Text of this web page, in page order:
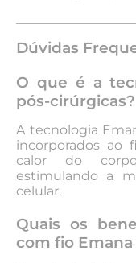
Dúvidas
O que é a
pós-cirúrgicas?
A tecnologia
incorporados
calor do
estimulando a
celular.
Quais os
com fio